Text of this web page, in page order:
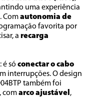
uma experiência
Com autonomia de
favorita por
a recarga
é só conectar o cabo
interrupções. O design
também foi
, com arco ajustável